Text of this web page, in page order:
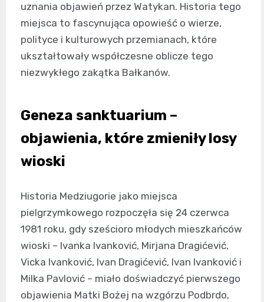
uznania objawień przez Watykan. Historia tego
miejsca to fascynująca opowieść o wierze,
polityce i kulturowych przemianach, które
ukształtowały współczesne oblicze tego
niezwykłego zakątka Bałkanów.
Geneza sanktuarium –
objawienia, które zmieniły losy
wioski
Historia Medziugorie jako miejsca
pielgrzymkowego rozpoczęła się 24 czerwca
1981 roku, gdy sześcioro młodych mieszkańców
wioski – Ivanka Ivanković, Mirjana Dragićević,
Vicka Ivanković, Ivan Dragićević, Ivan Ivanković i
Milka Pavlović – miało doświadczyć pierwszego
objawienia Matki Bożej na wzgórzu Podbrdo,